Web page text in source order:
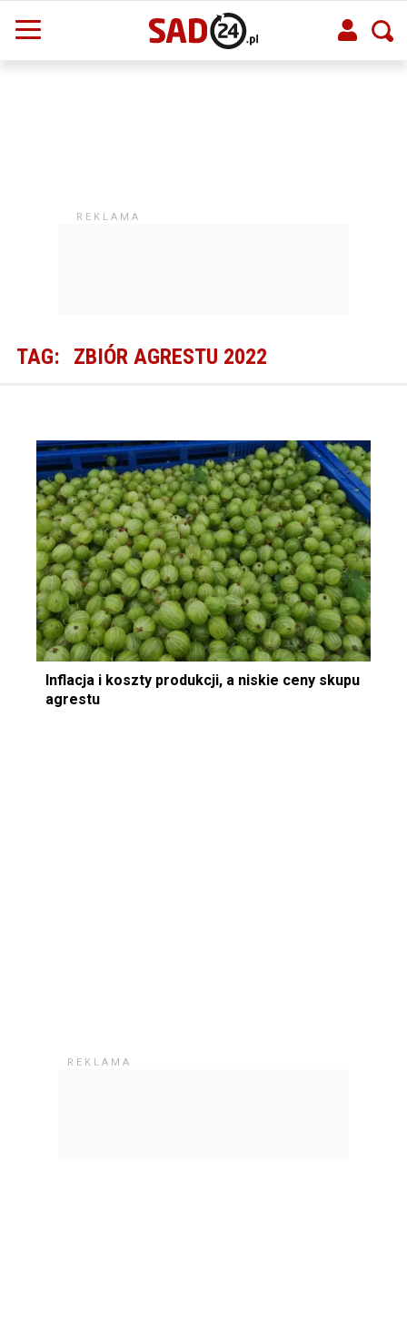
TAG: ZBIÓR AGRESTU 2022
Inflacja i koszty produkcji, a niskie ceny skupu
agrestu